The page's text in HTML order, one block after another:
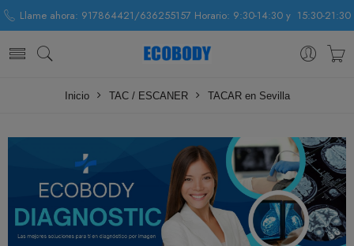
Llame ahora: 917864421/636255157 Horario: 9:30-14:30 y 15:30-21:30
Inicio TAC / ESCANER TACAR en Sevilla